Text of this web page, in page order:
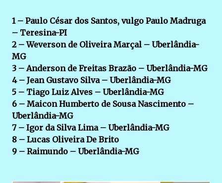
1 – Paulo César dos Santos, vulgo Paulo Madruga
– Teresina-PI
2 – Weverson de Oliveira Marçal – Uberlândia-
MG
3 – Anderson de Freitas Brazão – Uberlândia-MG
4 – Jean Gustavo Silva – Uberlândia-MG
5 – Tiago Luiz Alves – Uberlândia-MG
6 – Maicon Humberto de Sousa Nascimento –
Uberlândia-MG
7 – Igor da Silva Lima – Uberlândia-MG
8 – Lucas Oliveira De Brito
9 – Raimundo – Uberlândia-MG